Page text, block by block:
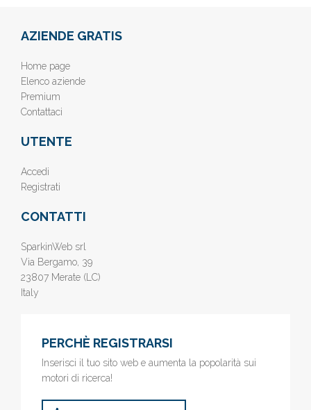
AZIENDE GRATIS
Home page
Elenco aziende
Premium
Contattaci
UTENTE
Accedi
Registrati
CONTATTI
SparkinWeb srl
Via Bergamo, 39
23807 Merate (LC)
Italy
PERCHÈ REGISTRARSI
Inserisci il tuo sito web e aumenta la popolarità sui
motori di ricerca!